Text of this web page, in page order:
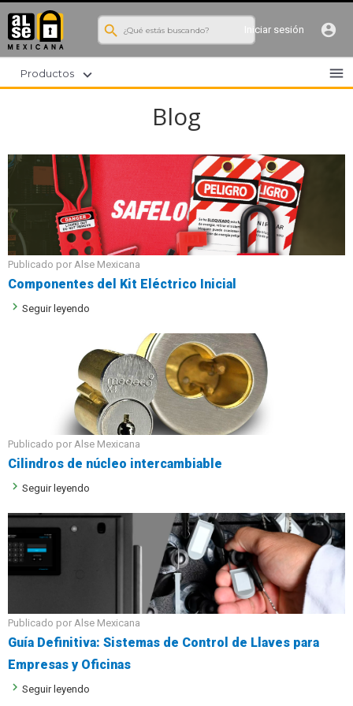
search Iniciar sesión account_circle
menu
Productos expand_more
Blog
Publicado por Alse Mexicana
Componentes del Kit Eléctrico Inicial
keyboard_arrow_right Seguir leyendo
Publicado por Alse Mexicana
Cilindros de núcleo intercambiable
keyboard_arrow_right Seguir leyendo
Publicado por Alse Mexicana
Guía Definitiva: Sistemas de Control de Llaves para
Empresas y Oficinas
keyboard_arrow_right Seguir leyendo